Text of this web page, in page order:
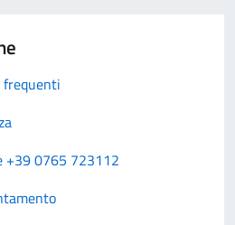
frequenti
+39 0765 723112